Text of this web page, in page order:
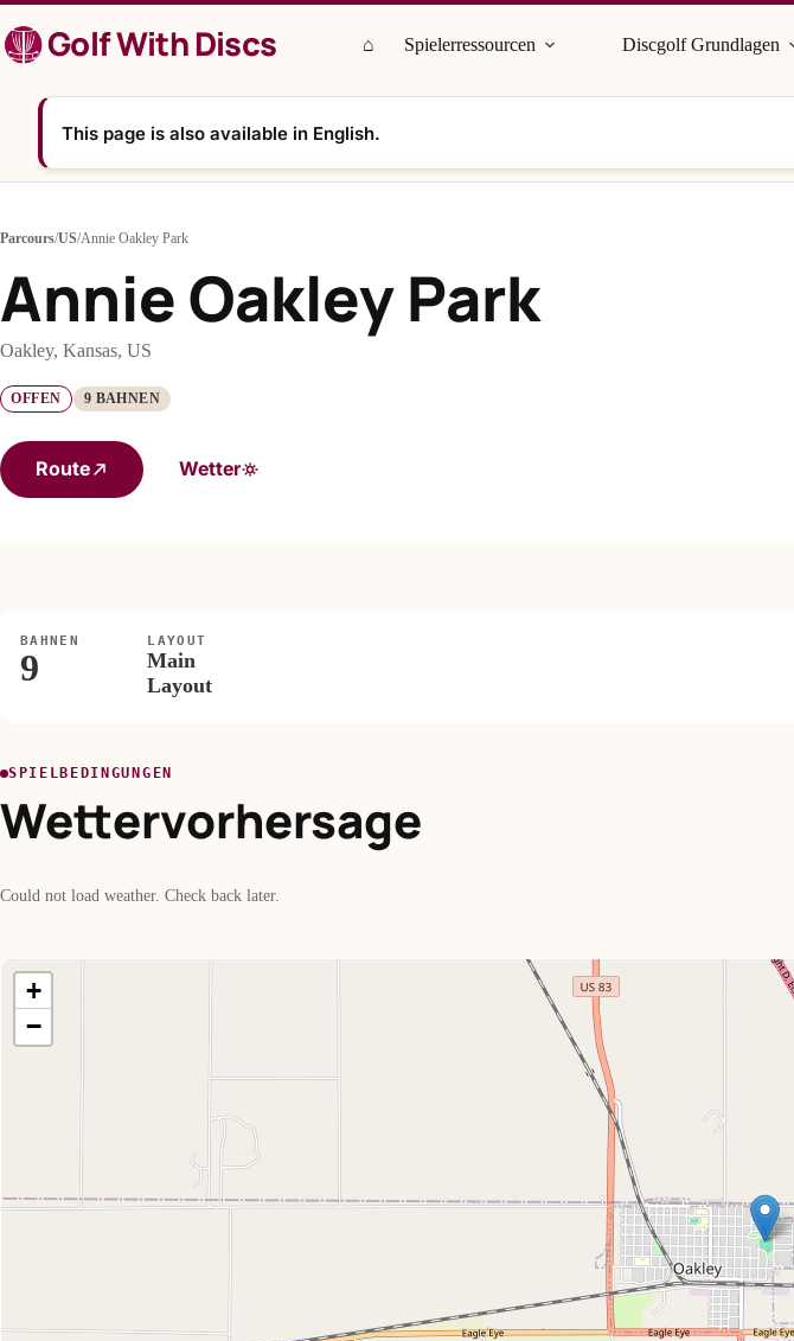
Inhalt
springenGolf With Discs ⌂ Spielerressourcen Discgolf Grundlagen
This page is also available in English.
Parcours/US/Annie Oakley Park
Annie Oakley Park
Oakley, Kansas, US
OFFEN 9 BAHNEN
Route Wetter
BAHNEN
9
LAYOUT
Main
Layout
SPIELBEDINGUNGEN
Wettervorhersage
Could not load weather. Check back later.
+
−